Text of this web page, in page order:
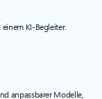
KI-Begleiter.
anpassbarer Modelle,